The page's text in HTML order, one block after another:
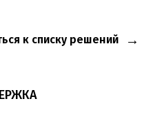
к списку решений